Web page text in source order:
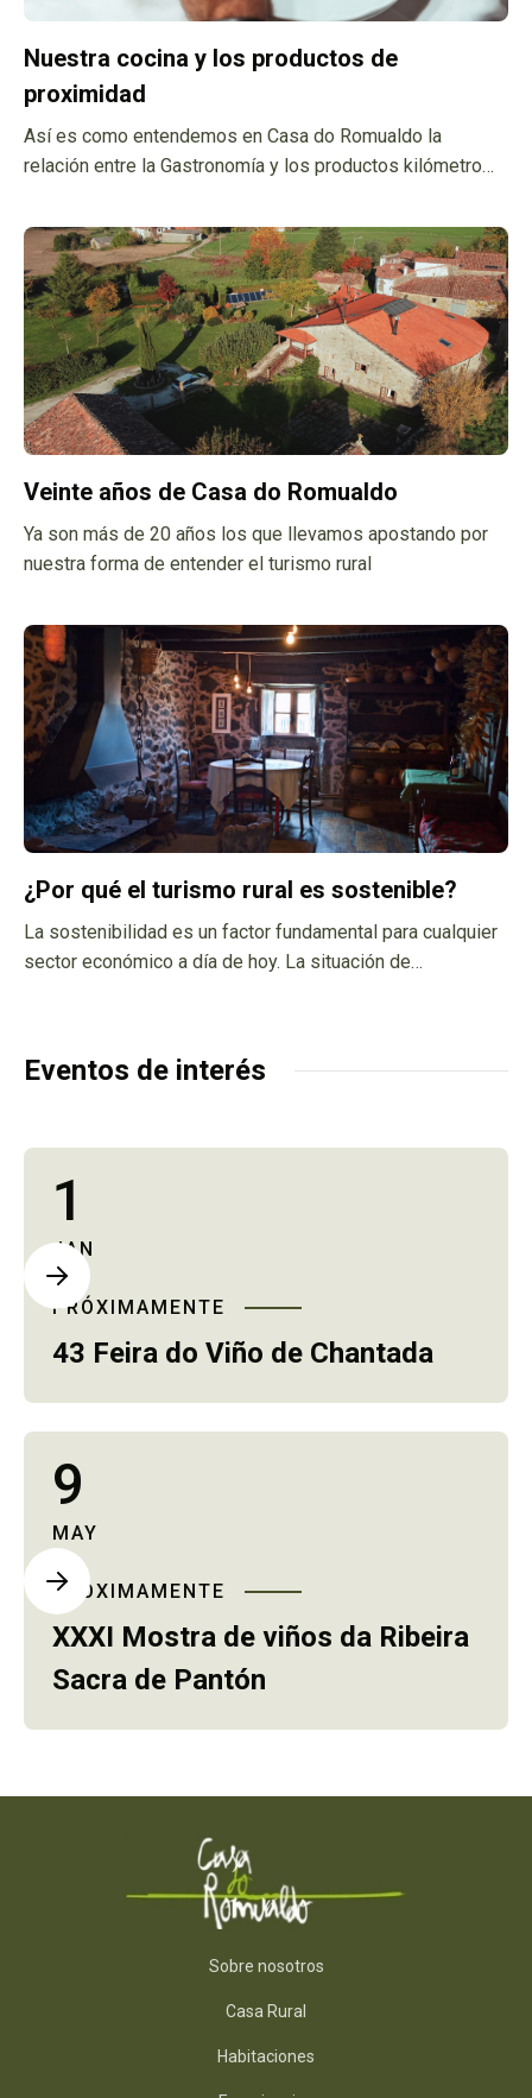
Nuestra cocina y los productos de
proximidad
Así es como entendemos en Casa do Romualdo la
relación entre la Gastronomía y los productos kilómetro
Veinte años de Casa do Romualdo
Ya son más de 20 años los que llevamos apostando por
nuestra forma de entender el turismo rural
¿Por qué el turismo rural es sostenible?
La sostenibilidad es un factor fundamental para cualquier
sector económico a día de hoy. La situación de
mucho, al turismo.
Eventos de interés
1
JAN
PRÓXIMAMENTE
43 Feira do Viño de Chantada
9
MAY
PRÓXIMAMENTE
XXXI Mostra de viños da Ribeira
Sacra de Pantón
Sobre nosotros
Casa Rural
Habitaciones